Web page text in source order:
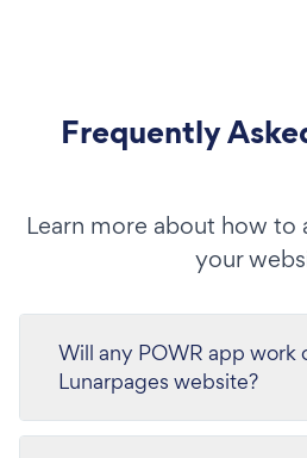
Frequently
Learn more about how to
your
Will any POWR app work
Lunarpages website?